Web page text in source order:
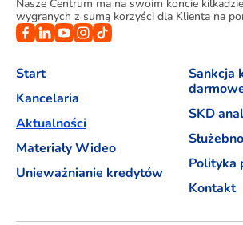
Nasze Centrum ma na swoim koncie
wygranych z sumą korzyści dla Klienta na
Start
Kancelaria
Aktualności
Materiały Wideo
Unieważnianie kredytów
Sankcja
SKD
Polityka
Kontakt